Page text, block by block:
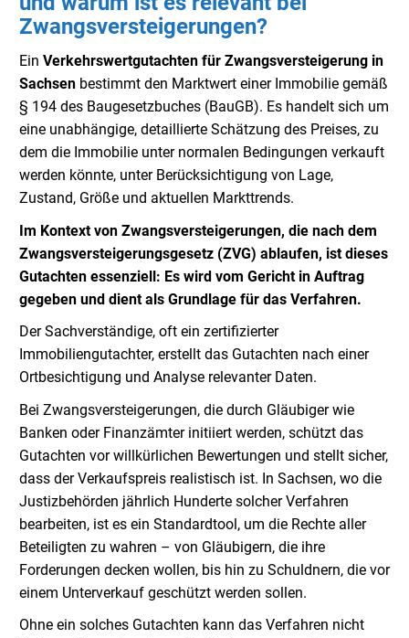
Zwangsversteigerungen?
Ein Verkehrswertgutachten für Zwangsversteigerung in
Sachsen bestimmt den Marktwert einer Immobilie gemäß
§ 194 des Baugesetzbuches (BauGB). Es handelt sich um
eine unabhängige, detaillierte Schätzung des Preises, zu
dem die Immobilie unter normalen Bedingungen verkauft
werden könnte, unter Berücksichtigung von Lage,
Zustand, Größe und aktuellen Markttrends.
Im Kontext von Zwangsversteigerungen, die nach dem
Zwangsversteigerungsgesetz (ZVG) ablaufen, ist dieses
Gutachten essenziell: Es wird vom Gericht in Auftrag
gegeben und dient als Grundlage für das Verfahren.
Der Sachverständige, oft ein zertifizierter
Immobiliengutachter, erstellt das Gutachten nach einer
Ortbesichtigung und Analyse relevanter Daten.
Bei Zwangsversteigerungen, die durch Gläubiger wie
Banken oder Finanzämter initiiert werden, schützt das
Gutachten vor willkürlichen Bewertungen und stellt sicher,
dass der Verkaufspreis realistisch ist. In Sachsen, wo die
Justizbehörden jährlich Hunderte solcher Verfahren
bearbeiten, ist es ein Standardtool, um die Rechte aller
Beteiligten zu wahren – von Gläubigern, die ihre
Forderungen decken wollen, bis hin zu Schuldnern, die vor
einem Unterverkauf geschützt werden sollen.
Ohne ein solches Gutachten kann das Verfahren nicht